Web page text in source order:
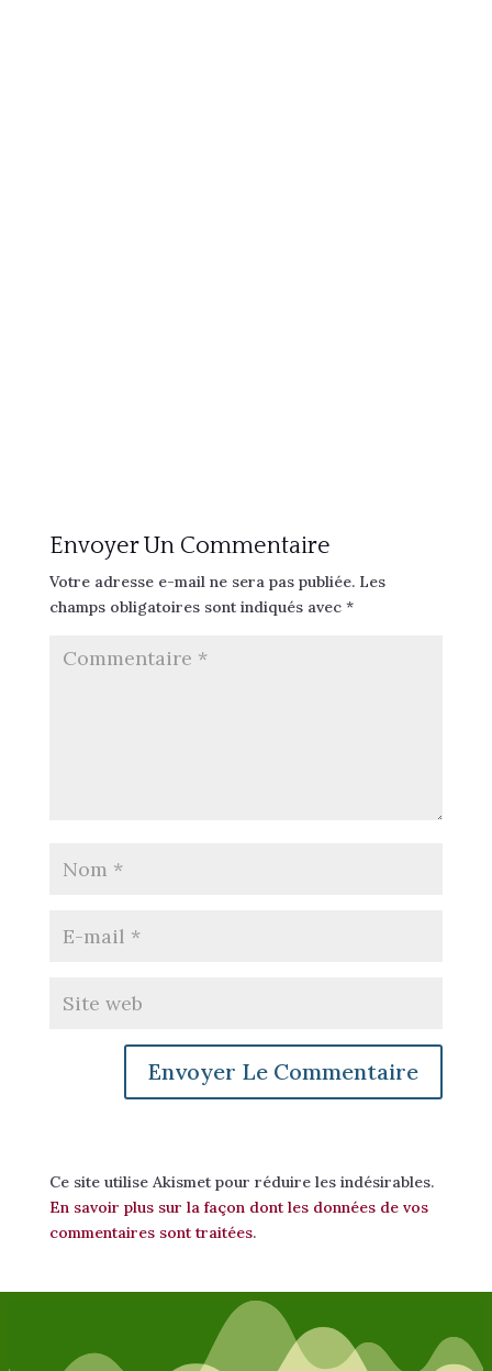
Envoyer Un Commentaire
Votre adresse e-mail ne sera pas publiée. Les
champs obligatoires sont indiqués avec *
Ce site utilise Akismet pour réduire les indésirables.
En savoir plus sur la façon dont les données de vos
commentaires sont traitées.